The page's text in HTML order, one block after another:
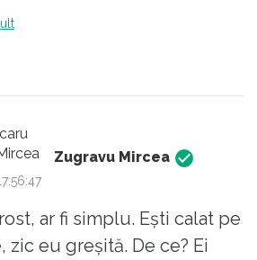
Zugravu Mircea
ar fi simplu. Ești calat pe
zic eu greșită. De ce? Ei